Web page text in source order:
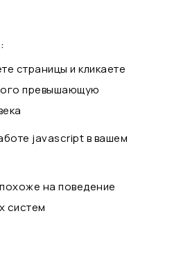
страницы и кликаете
превышающую
javascript в вашем
на поведение
систем